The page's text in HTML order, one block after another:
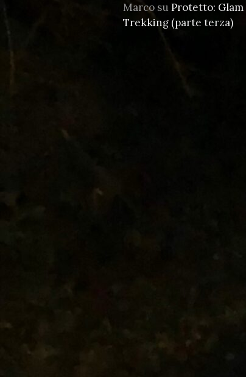
Marco suProtetto: Glam
Trekking (parte terza)